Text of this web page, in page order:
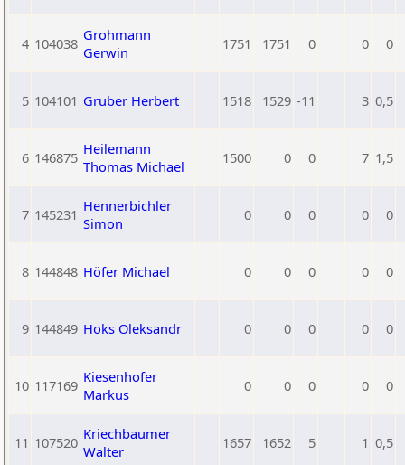
4 104038 Grohmann
Gerwin
1751 1751 0 0 0
5 104101 Gruber Herbert 1518 1529 -11 3 0,5
6 146875 Heilemann
Thomas Michael
1500 0 0 7 1,5
7 145231 Hennerbichler
Simon
0 0 0 0 0
8 144848 Höfer Michael 0 0 0 0 0
9 144849 Hoks Oleksandr 0 0 0 0 0
10 117169 Kiesenhofer
Markus
0 0 0 0 0
11 107520 Kriechbaumer
Walter
1657 1652 5 1 0,5